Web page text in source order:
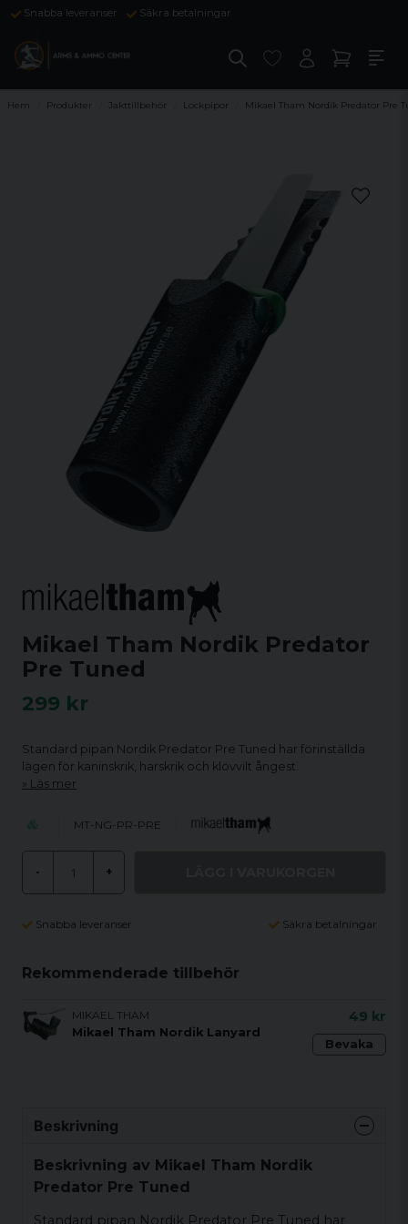
Snabba leveranser Säkra betalningar
Hem Produkter Jakttillbehör Lockpipor Mikael Tham Nordik Predator Pre
Mikael Tham Nordik Predator
Pre Tuned
299 kr
Standard pipan Nordik Predator Pre Tuned har förinställda
lägen för kaninskrik, harskrik och klövvilt ångest.
Läs mer
MT-NG-PR-PRE
- +
Snabba leveranser Säkra betalningar
Rekommenderade tillbehör
MIKAEL THAM
Mikael Tham Nordik Lanyard
49 kr
Bevaka
Beskrivning
Beskrivning av Mikael Tham Nordik
Predator Pre Tuned
Standard pipan Nordik Predator Pre Tuned har